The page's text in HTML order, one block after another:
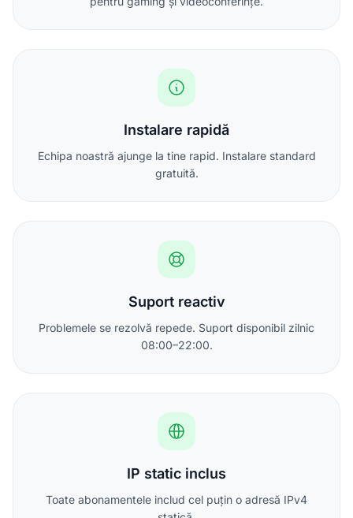
Instalare rapidă
Echipa noastră ajunge la tine rapid. Instalare standard
gratuită.
Suport reactiv
Problemele se rezolvă repede. Suport disponibil zilnic
08:00–22:00.
IP static inclus
Toate abonamentele includ cel puțin o adresă IPv4